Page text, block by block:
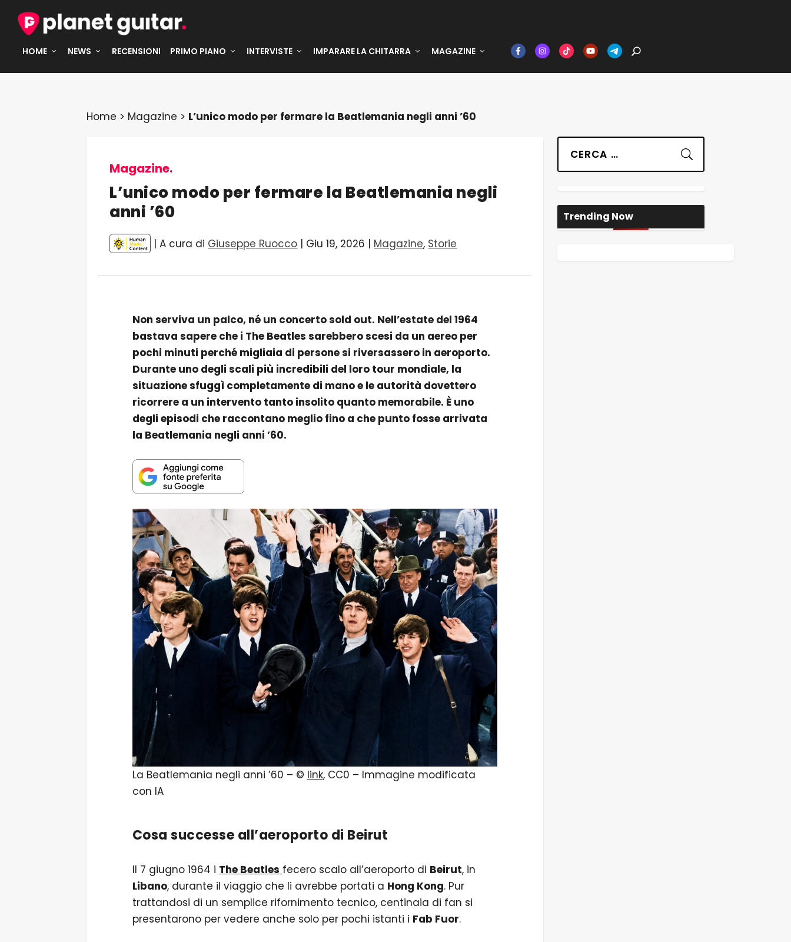
HOME NEWS RECENSIONI PRIMO PIANO INTERVISTE IMPARARE LA CHITARRA MAGAZINE
Home > Magazine > L’unico modo per fermare la Beatlemania negli anni ’60
Magazine.
L’unico modo per fermare la Beatlemania negli
anni ’60
| A cura di Giuseppe Ruocco | Giu 19, 2026 | Magazine, Storie
Non serviva un palco, né un concerto sold out. Nell’estate del 1964
bastava sapere che i The Beatles sarebbero scesi da un aereo per
pochi minuti perché migliaia di persone si riversassero in aeroporto.
Durante uno degli scali più incredibili del loro tour mondiale, la
situazione sfuggì completamente di mano e le autorità dovettero
ricorrere a un intervento tanto insolito quanto memorabile. È uno
degli episodi che raccontano meglio fino a che punto fosse arrivata
la Beatlemania negli anni ’60.
La Beatlemania negli anni ’60 – © link, CC0 – Immagine modificata
con IA
Cosa successe all’aeroporto di Beirut
Il 7 giugno 1964 i The Beatles fecero scalo all’aeroporto di Beirut, in
Libano, durante il viaggio che li avrebbe portati a Hong Kong. Pur
trattandosi di un semplice rifornimento tecnico, centinaia di fan si
presentarono per vedere anche solo per pochi istanti i Fab Fuor.
Suchen
Trending Now